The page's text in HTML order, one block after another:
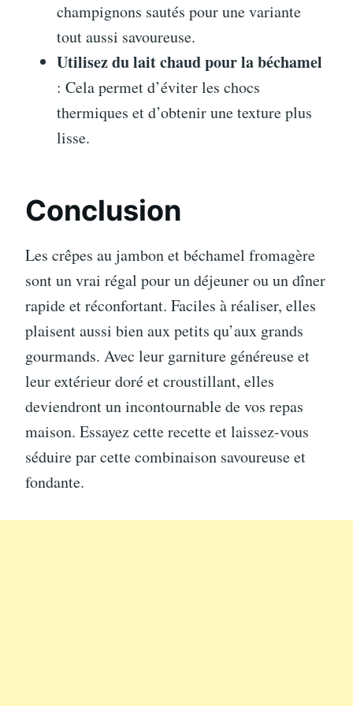
champignons sautés pour une variante
tout aussi savoureuse.
Utilisez du lait chaud pour la béchamel
: Cela permet d’éviter les chocs
thermiques et d’obtenir une texture plus
lisse.
Conclusion
Les crêpes au jambon et béchamel fromagère
sont un vrai régal pour un déjeuner ou un dîner
rapide et réconfortant. Faciles à réaliser, elles
plaisent aussi bien aux petits qu’aux grands
gourmands. Avec leur garniture généreuse et
leur extérieur doré et croustillant, elles
deviendront un incontournable de vos repas
maison. Essayez cette recette et laissez-vous
séduire par cette combinaison savoureuse et
fondante.